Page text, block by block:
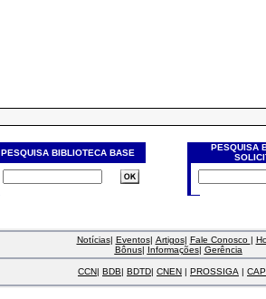
PESQUISA BIBLIOTECA BASE
PESQUISA
Notícias| Eventos| Artigos| Fale Conosco |
Bônus| Informações| Gerência
CCN| BDB| BDTD| CNEN | PROSSIGA |